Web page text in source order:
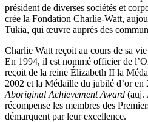
président de diverses sociétés et
crée la Fondation Charlie-Watt,
Tukia, qui œuvre auprès des
Charlie Watt reçoit au cours de sa
En 1994, il est nommé officier de
reçoit de la reine Élizabeth II la
2002 et la Médaille du jubilé d’or
Aboriginal Achievement Award (auj.
récompense les membres des
démarquent par leur excellence.